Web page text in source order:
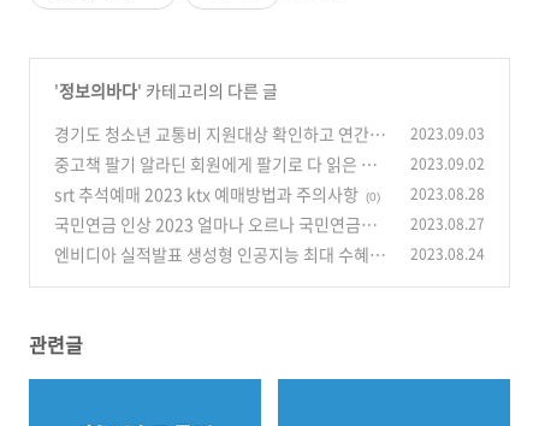
'정보의바다' 카테고리의 다른 글
경기도 청소년 교통비 지원대상 확인하고 연간 1
2만원 지원받자 (0)
2023.09.03
중고책 팔기 알라딘 회원에게 팔기로 다 읽은 책
정리하기
(1)
2023.09.02
srt 추석예매 2023 ktx 예매방법과 주의사항 (0) 2023.08.28
국민연금 인상 2023 얼마나 오르나 국민연금개
혁
(1)
2023.08.27
엔비디아 실적발표 생성형 인공지능 최대 수혜주 2023.08.24
관련글